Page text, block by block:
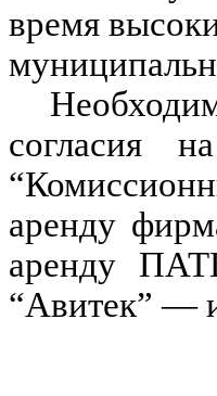
время
согласия
аренду
аренду
“Авитек” —